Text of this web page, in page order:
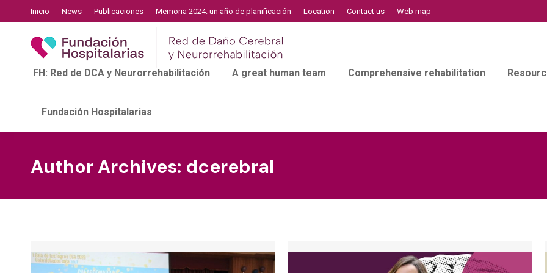
Inicio News Publicaciones Memoria 2024: un año de planificación Location Contact us Web map
FH: Red de DCA y Neurorrehabilitación A great human team Comprehensive rehabilitation
Fundación Hospitalarias
Author Archives: dcerebral